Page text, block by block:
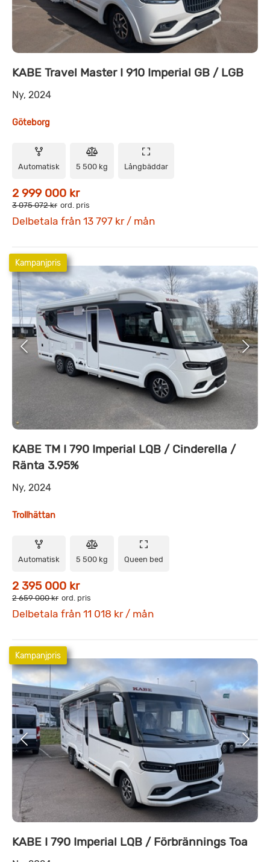
KABE Travel Master I 910 Imperial GB / LGB
Ny, 2024
Göteborg
Automatisk 5 500 kg Långbäddar
2 999 000 kr
3 075 072 kr ord. pris
Delbetala från 13 797 kr / mån
Kampanjpris
KABE TM I 790 Imperial LQB / Cinderella /
Ränta 3.95%
Ny, 2024
Trollhättan
Automatisk 5 500 kg Queen bed
2 395 000 kr
2 659 000 kr ord. pris
Delbetala från 11 018 kr / mån
Kampanjpris
KABE I 790 Imperial LQB / Förbrännings Toa